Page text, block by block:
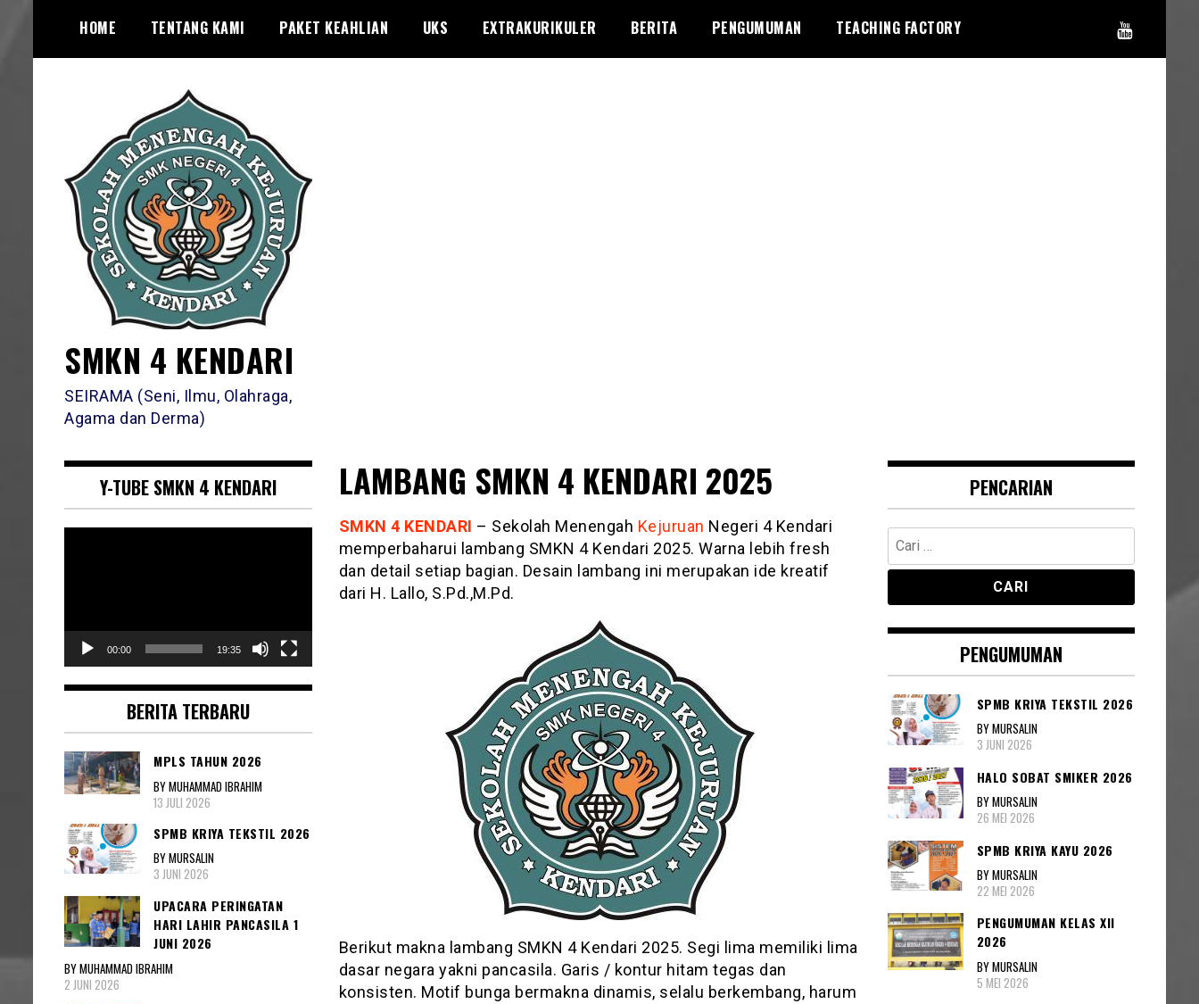
content
HOME TENTANG KAMI PAKET KEAHLIAN UKS EXTRAKURIKULER BERITA PENGUMUMAN TEACHING FACTORY
SMKN 4 KENDARI
SEIRAMA (Seni, Ilmu, Olahraga,
Agama dan Derma)
LAMBANG SMKN 4 KENDARI 2025
SMKN 4 KENDARI – Sekolah Menengah Kejuruan Negeri 4 Kendari
memperbaharui lambang SMKN 4 Kendari 2025. Warna lebih fresh
dan detail setiap bagian. Desain lambang ini merupakan ide kreatif
dari H. Lallo, S.Pd.,M.Pd.
Berikut makna lambang SMKN 4 Kendari 2025. Segi lima memiliki lima
dasar negara yakni pancasila. Garis / kontur hitam tegas dan
konsisten. Motif bunga bermakna dinamis, selalu berkembang, harum
Y-TUBE SMKN 4 KENDARI
00:00 19:35
BERITA TERBARU
MPLS TAHUN 2026
BY MUHAMMAD IBRAHIM
13 JULI 2026
SPMB KRIYA TEKSTIL 2026
BY MURSALIN
3 JUNI 2026
UPACARA PERINGATAN
HARI LAHIR PANCASILA 1
JUNI 2026
BY MUHAMMAD IBRAHIM
2 JUNI 2026
PENCARIAN
Cari
untuk:
PENGUMUMAN
SPMB KRIYA TEKSTIL 2026
BY MURSALIN
3 JUNI 2026
HALO SOBAT SMIKER 2026
BY MURSALIN
26 MEI 2026
SPMB KRIYA KAYU 2026
BY MURSALIN
22 MEI 2026
PENGUMUMAN KELAS XII
2026
BY MURSALIN
5 MEI 2026